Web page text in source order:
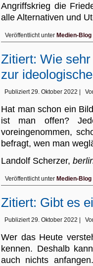
Angriffskrieg die
alle Alternativen und
Veröffentlicht unter Medien-Blog
Zitiert: Wie
zur
Publiziert 29. Oktober 2022
Hat man schon ein
ist man offen?
voreingenommen,
befragt, wen man
Landolf Scherzer,
Veröffentlicht unter Medien-Blog
Zitiert: Gibt es
Publiziert 29. Oktober 2022
Wer das Heute
kennen. Deshalb
auch nichts